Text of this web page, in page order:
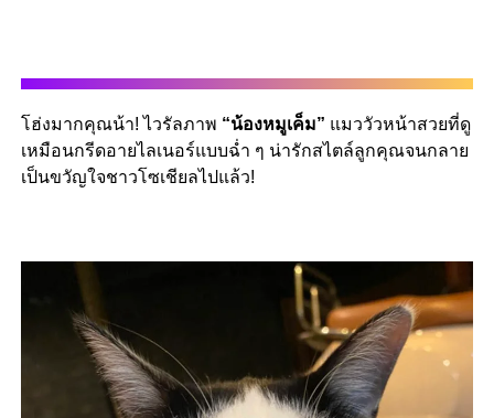
โฮ่งมากคุณน้า! ไวรัลภาพ “น้องหมูเค็ม” แมววัวหน้าสวยที่ดู
เหมือนกรีดอายไลเนอร์แบบฉ่ำ ๆ น่ารักสไตล์ลูกคุณจนกลาย
เป็นขวัญใจชาวโซเชียลไปแล้ว!